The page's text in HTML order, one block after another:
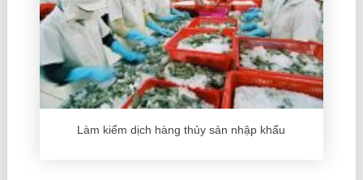
Làm kiểm dịch hàng thủy sản nhập khẩu